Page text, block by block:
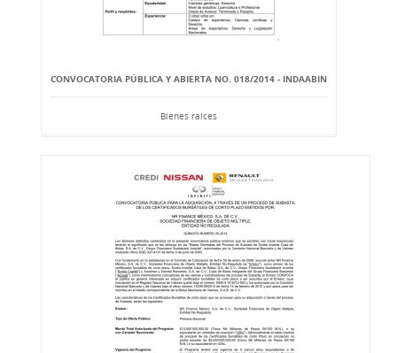
CONVOCATORIA PÚBLICA Y ABIERTA NO. 018/2014 - INDAABIN
Bienes raíces